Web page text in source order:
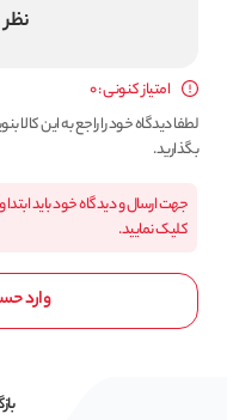
امتیاز کنونی : 0
لطفا دیدگاه خود را راجع به این کالا
بگذارید.
جهت ارسال و دیدگاه خود باید
کلیک نمایید.
وارد